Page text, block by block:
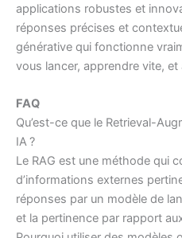
applications robustes et
réponses précises et
générative qui fonctionne
vous lancer, apprendre vite,
FAQ
Qu’est-ce que le Retrieval-
IA ?
Le RAG est une méthode qui
d’informations externes
réponses par un modèle de
et la pertinence par rapport